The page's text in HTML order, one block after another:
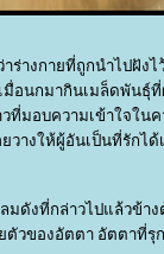
างกายที่ถูกนำไปฝัง
อนกมากินเมล็ดพันธุ์
ที่มอบความเข้าใจใน
วางให้ผู้อันเป็นที่รักไ
ดังที่กล่าวไปแล้วข้าง
ตัวของอัตตา อัตตาที่